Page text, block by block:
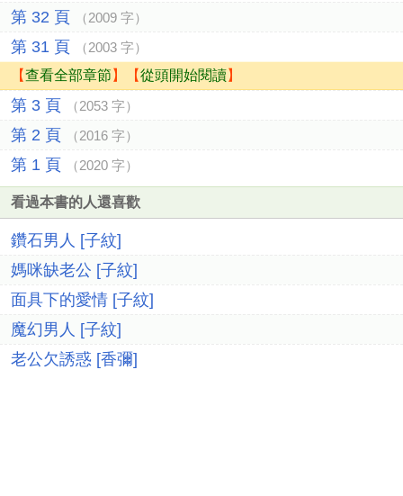
第 32 頁 （2009 字）
第 31 頁 （2003 字）
【查看全部章節 】【從頭開始閱讀】
第 3 頁 （2053 字）
第 2 頁 （2016 字）
第 1 頁 （2020 字）
看過本書的人還喜歡
鑽石男人 [子紋]
媽咪缺老公 [子紋]
面具下的愛情 [子紋]
魔幻男人 [子紋]
老公欠誘惑 [香彌]